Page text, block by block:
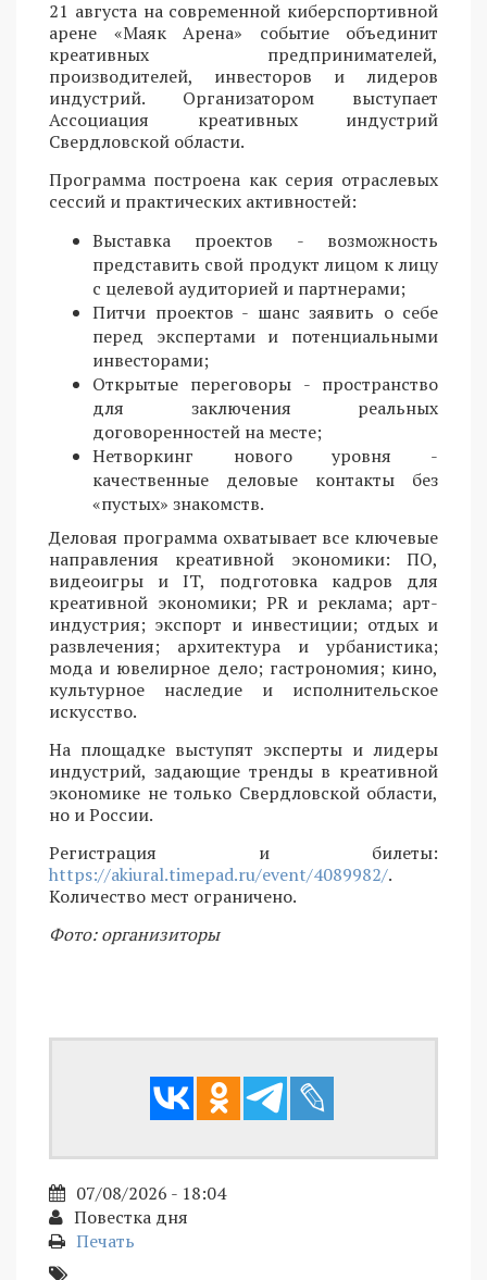
21 августа на современной киберспортивной
арене «Маяк Арена» событие объединит
креативных предпринимателей,
производителей, инвесторов и лидеров
индустрий. Организатором выступает
Ассоциация креативных индустрий
Свердловской области.
Программа построена как серия отраслевых
сессий и практических активностей:
Выставка проектов - возможность
представить свой продукт лицом к лицу
с целевой аудиторией и партнерами;
Питчи проектов - шанс заявить о себе
перед экспертами и потенциальными
инвесторами;
Открытые переговоры - пространство
для заключения реальных
договоренностей на месте;
Нетворкинг нового уровня -
качественные деловые контакты без
«пустых» знакомств.
Деловая программа охватывает все ключевые
направления креативной экономики: ПО,
видеоигры и IT, подготовка кадров для
креативной экономики; PR и реклама; арт-
индустрия; экспорт и инвестиции; отдых и
развлечения; архитектура и урбанистика;
мода и ювелирное дело; гастрономия; кино,
культурное наследие и исполнительское
искусство.
На площадке выступят эксперты и лидеры
индустрий, задающие тренды в креативной
экономике не только Свердловской области,
но и России.
Регистрация и билеты:
https://akiural.timepad.ru/event/4089982/.
Количество мест ограничено.
Фото: организиторы
07/08/2026 - 18:04
Повестка дня
Печать